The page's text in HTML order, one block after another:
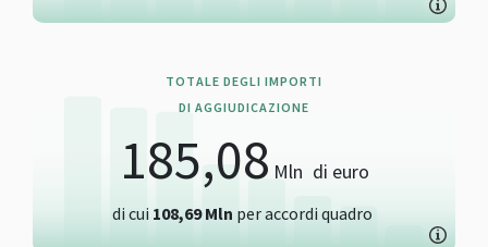
TOTALE DEGLI IMPORTI
DI AGGIUDICAZIONE
185,08 Mln di euro
di cui 108,69 Mln per accordi quadro